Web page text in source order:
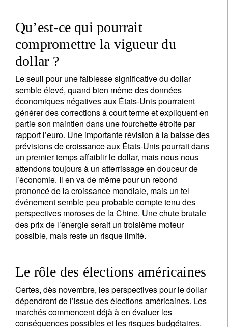
Qu’est-ce qui pourrait
compromettre la vigueur du
dollar ?
Le seuil pour une faiblesse significative du dollar
semble élevé, quand bien même des données
économiques négatives aux États-Unis pourraient
générer des corrections à court terme et expliquent en
partie son maintien dans une fourchette étroite par
rapport l’euro. Une importante révision à la baisse des
prévisions de croissance aux États-Unis pourrait dans
un premier temps affaiblir le dollar, mais nous nous
attendons toujours à un atterrissage en douceur de
l’économie. Il en va de même pour un rebond
prononcé de la croissance mondiale, mais un tel
événement semble peu probable compte tenu des
perspectives moroses de la Chine. Une chute brutale
des prix de l’énergie serait un troisième moteur
possible, mais reste un risque limité.
Le rôle des élections américaines
Certes, dès novembre, les perspectives pour le dollar
dépendront de l’issue des élections américaines. Les
marchés commencent déjà à en évaluer les
conséquences possibles et les risques budgétaires.
S'inscrire à la newsletter
Email
Civilité Prénom
Nom